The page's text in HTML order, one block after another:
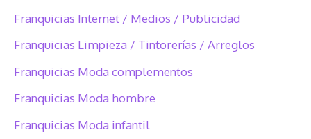
Franquicias Internet / Medios / Publicidad
Franquicias Limpieza / Tintorerías / Arreglos
Franquicias Moda complementos
Franquicias Moda hombre
Franquicias Moda infantil